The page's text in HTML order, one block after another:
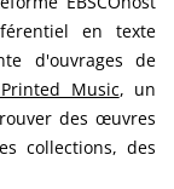
en texte
d'ouvrages de
Music, un
des œuvres
collections, des